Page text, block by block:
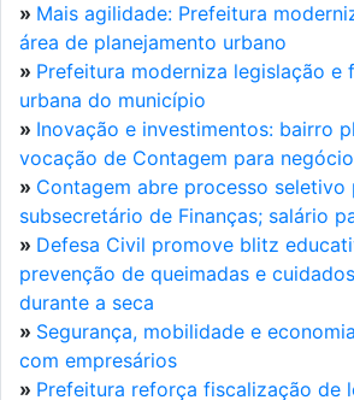
» Mais agilidade: Prefeitura
área de planejamento urbano
» Prefeitura moderniza legislação e
urbana do município
» Inovação e investimentos: bairro
vocação de Contagem para
» Contagem abre processo seletivo
subsecretário de Finanças; salário
» Defesa Civil promove blitz
prevenção de queimadas e
durante a seca
» Segurança, mobilidade e
com empresários
» Prefeitura reforça fiscalização de